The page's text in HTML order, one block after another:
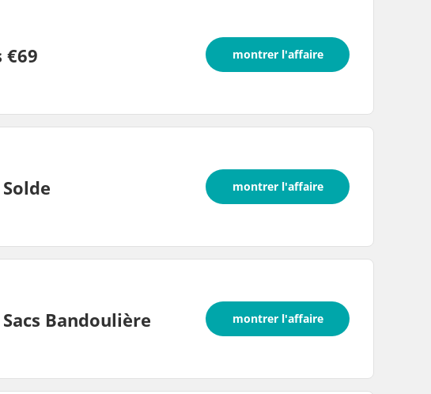
€69 montrer l'affaire
montrer l'affaire
Bandoulière montrer l'affaire